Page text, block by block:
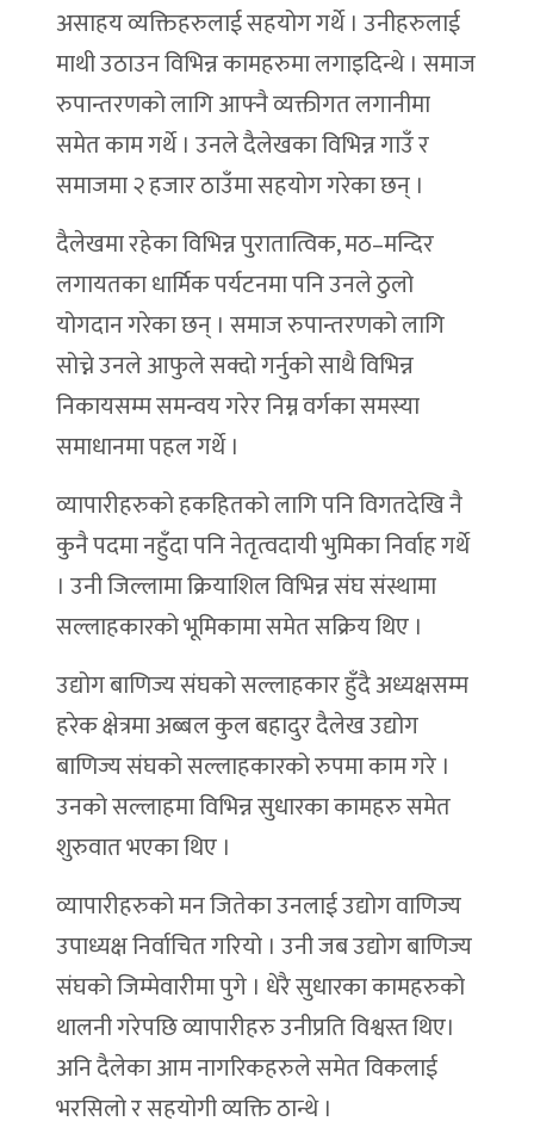
असाहय व्यक्तिहरुलाई सहयोग गर्थे । उनीहरुलाई
माथी उठाउन विभिन्न कामहरुमा लगाइदिन्थे । समाज
रुपान्तरणको लागि आफ्नै व्यक्तीगत लगानीमा
समेत काम गर्थे । उनले दैलेखका विभिन्न गाउँ र
समाजमा २ हजार ठाउँमा सहयोग गरेका छन् ।
दैलेखमा रहेका विभिन्न पुरातात्विक, मठ–मन्दिर
लगायतका धार्मिक पर्यटनमा पनि उनले ठुलो
योगदान गरेका छन् । समाज रुपान्तरणको लागि
सोच्ने उनले आफुले सक्दो गर्नुको साथै विभिन्न
निकायसम्म समन्वय गरेर निम्न वर्गका समस्या
समाधानमा पहल गर्थे ।
व्यापारीहरुको हकहितको लागि पनि विगतदेखि नै
कुनै पदमा नहुँदा पनि नेतृत्वदायी भुमिका निर्वाह गर्थे
। उनी जिल्लामा क्रियाशिल विभिन्न संघ संस्थामा
सल्लाहकारको भूमिकामा समेत सक्रिय थिए ।
उद्योग बाणिज्य संघको सल्लाहकार हुँदै अध्यक्षसम्म
हरेक क्षेत्रमा अब्बल कुल बहादुर दैलेख उद्योग
बाणिज्य संघको सल्लाहकारको रुपमा काम गरे ।
उनको सल्लाहमा विभिन्न सुधारका कामहरु समेत
शुरुवात भएका थिए ।
व्यापारीहरुको मन जितेका उनलाई उद्योग वाणिज्य
उपाध्यक्ष निर्वाचित गरियो । उनी जब उद्योग बाणिज्य
संघको जिम्मेवारीमा पुगे । धेरै सुधारका कामहरुको
थालनी गरेपछि व्यापारीहरु उनीप्रति विश्वस्त थिए।
अनि दैलेका आम नागरिकहरुले समेत विकलाई
भरसिलो र सहयोगी व्यक्ति ठान्थे ।